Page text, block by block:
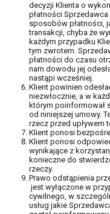
decyzji Klienta o
płatności
sposobów płatności,
transakcji, chyba że
każdym przypadku
tym zwrotem.
płatności do czasu
nam dowodu jej
nastąpi wcześniej.
Klient powinien
niezwłocznie, a w
którym poinformował
od niniejszej umowy.
rzecz przed upływem
Klient ponosi
Klient ponosi
wynikające z
konieczne do
rzeczy.
Prawo odstąpienia
jest wyłączone w
cywilnego, w
usług jakie